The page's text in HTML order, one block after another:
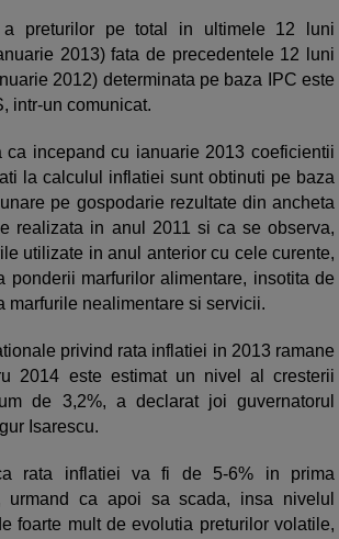
a preturilor pe total in ultimele 12 luni
2013) fata de precedentele 12 luni
2012) determinata pe baza IPC este
intr-un comunicat.
ca incepand cu ianuarie 2013 coeficientii
la calculul inflatiei sunt obtinuti pe baza
pe gospodarie rezultate din ancheta
realizata in anul 2011 si ca se observa,
utilizate in anul anterior cu cele curente,
ponderii marfurilor alimentare, insotita de
marfurile nealimentare si servicii.
privind rata inflatiei in 2013 ramane
2014 este estimat un nivel al cresterii
de 3,2%, a declarat joi guvernatorul
Isarescu.
rata inflatiei va fi de 5-6% in prima
urmand ca apoi sa scada, insa nivelul
foarte mult de evolutia preturilor volatile,